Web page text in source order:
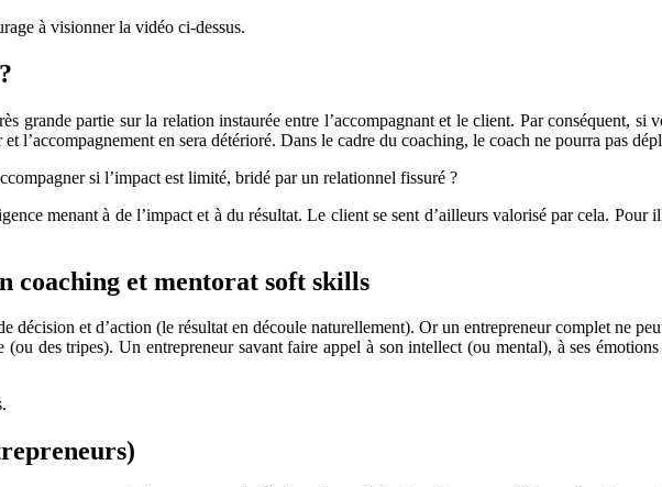
à visionner la vidéo ci-dessus.
grande partie sur la relation instaurée entre l’accompagnant et le client. Par conséquent, si
l’accompagnement en sera détérioré. Dans le cadre du coaching, le coach ne pourra pas
si l’impact est limité, bridé par un relationnel fissuré ?
menant à de l’impact et à du résultat. Le client se sent d’ailleurs valorisé par cela.
coaching et mentorat soft skills
décision et d’action (le résultat en découle naturellement). Or un entrepreneur complet ne
(ou des tripes). Un entrepreneur savant faire appel à son intellect (ou mental), à ses